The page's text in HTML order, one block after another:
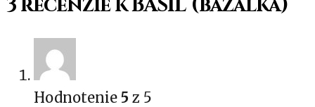
Hodnotenie 5 z 5